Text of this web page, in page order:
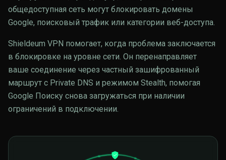
общедоступная сеть могут блокировать домены
Google, поисковый трафик или категории веб-доступа.
Shieldeum VPN помогает, когда проблема заключается
в блокировке на уровне сети. Он перенаправляет
ваше соединение через частный зашифрованный
маршрут с Private DNS и режимом Stealth, помогая
Google Поиску снова загружаться при наличии
ограничений в подключении.